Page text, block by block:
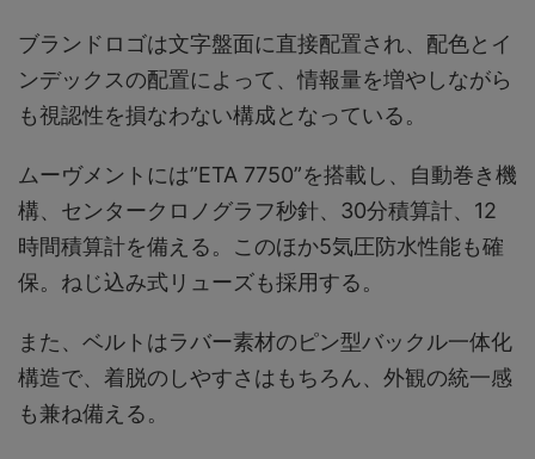
ブランドロゴは文字盤面に直接配置され、配色とイ
ンデックスの配置によって、情報量を増やしながら
も視認性を損なわない構成となっている。
ムーヴメントには”ETA 7750”を搭載し、自動巻き機
構、センタークロノグラフ秒針、30分積算計、12
時間積算計を備える。このほか5気圧防水性能も確
保。ねじ込み式リューズも採用する。
また、ベルトはラバー素材のピン型バックル一体化
構造で、着脱のしやすさはもちろん、外観の統一感
も兼ね備える。